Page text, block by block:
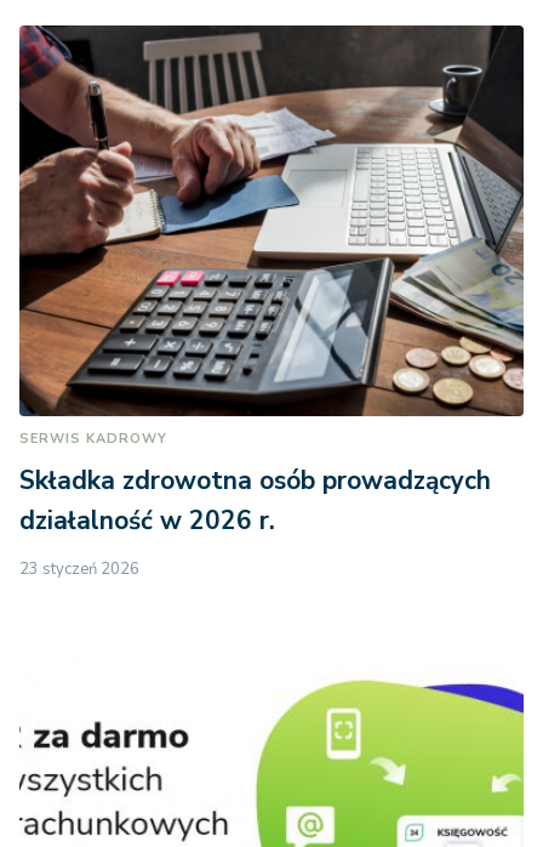
SERWIS KADROWY
Składka zdrowotna osób prowadzących
działalność w 2026 r.
23 styczeń 2026